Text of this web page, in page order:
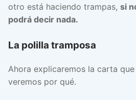
otro está haciendo trampas, si
podrá decir nada.
La polilla tramposa
Ahora explicaremos la carta
veremos por qué.